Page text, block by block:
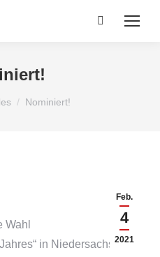
Search:
hier:
Nominiert!
Feb.
4
2021
Wahl
in Niedersachsen